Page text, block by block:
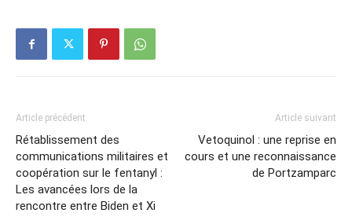
Article précédent
Rétablissement des
communications militaires et
coopération sur le fentanyl :
Les avancées lors de la
rencontre entre Biden et Xi
Article suivant
Vetoquinol : une reprise en
cours et une reconnaissance
de Portzamparc